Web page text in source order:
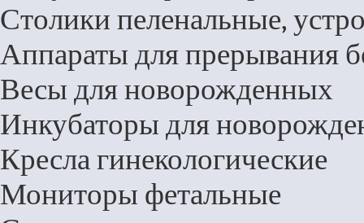
Столики пеленальные,
Аппараты для прерывания
Весы для новорожденных
Инкубаторы для
Кресла гинекологические
Мониторы фетальные